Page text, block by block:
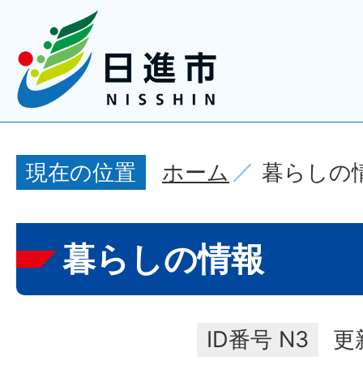
現在の位置 ホーム 暮らしの
暮らしの情報
ID番号 N3 更